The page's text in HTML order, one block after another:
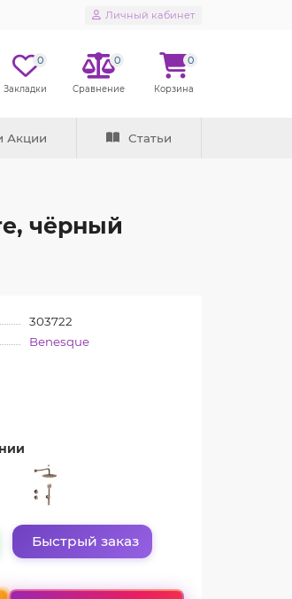
Личный кабинет
0 0 0
Акции Статьи
чёрный
303722
Benesque
Быстрый заказ